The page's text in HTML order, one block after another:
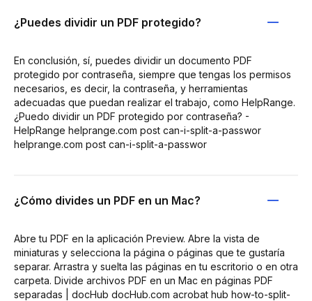
¿Puedes dividir un PDF protegido?
En conclusión, sí, puedes dividir un documento PDF
protegido por contraseña, siempre que tengas los permisos
necesarios, es decir, la contraseña, y herramientas
adecuadas que puedan realizar el trabajo, como HelpRange.
¿Puedo dividir un PDF protegido por contraseña? -
HelpRange helprange.com post can-i-split-a-passwor
helprange.com post can-i-split-a-passwor
¿Cómo divides un PDF en un Mac?
Abre tu PDF en la aplicación Preview. Abre la vista de
miniaturas y selecciona la página o páginas que te gustaría
separar. Arrastra y suelta las páginas en tu escritorio o en otra
carpeta. Divide archivos PDF en un Mac en páginas PDF
separadas | docHub docHub.com acrobat hub how-to-split-